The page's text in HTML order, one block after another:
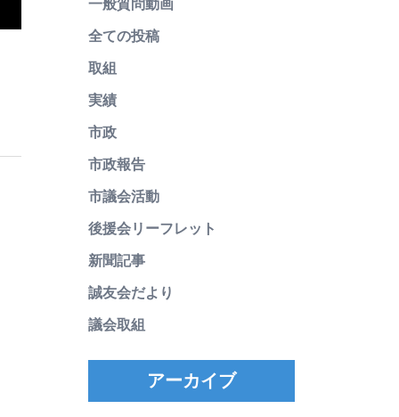
一般質問動画
全ての投稿
取組
実績
市政
市政報告
市議会活動
後援会リーフレット
新聞記事
誠友会だより
議会取組
アーカイブ